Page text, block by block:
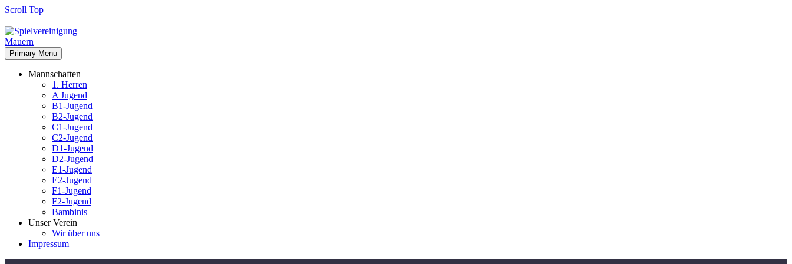
Scroll Top
Mannschaften
1. Herren
A Jugend
B1-Jugend
B2-Jugend
C1-Jugend
C2-Jugend
D1-Jugend
D2-Jugend
E1-Jugend
E2-Jugend
F1-Jugend
F2-Jugend
Bambinis
Unser Verein
Wir über uns